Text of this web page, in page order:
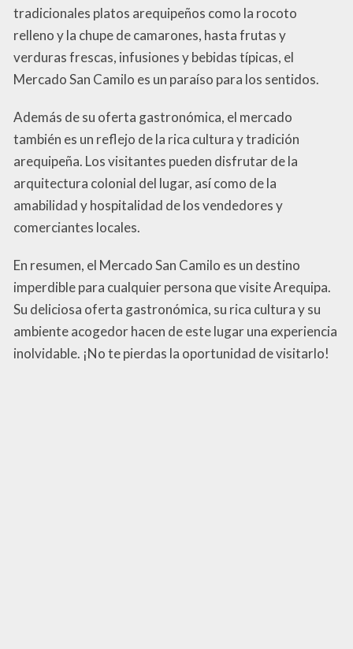
tradicionales platos arequipeños como la rocoto
relleno y la chupe de camarones, hasta frutas y
verduras frescas, infusiones y bebidas típicas, el
Mercado San Camilo es un paraíso para los sentidos.
Además de su oferta gastronómica, el mercado
también es un reflejo de la rica cultura y tradición
arequipeña. Los visitantes pueden disfrutar de la
arquitectura colonial del lugar, así como de la
amabilidad y hospitalidad de los vendedores y
comerciantes locales.
En resumen, el Mercado San Camilo es un destino
imperdible para cualquier persona que visite Arequipa.
Su deliciosa oferta gastronómica, su rica cultura y su
ambiente acogedor hacen de este lugar una experiencia
inolvidable. ¡No te pierdas la oportunidad de visitarlo!